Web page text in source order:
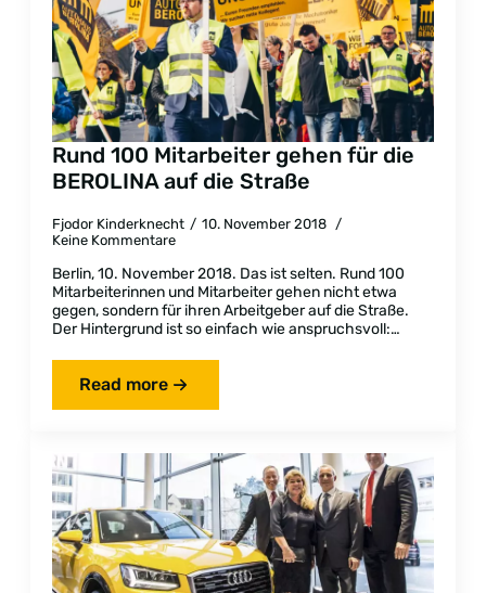
Rund 100 Mitarbeiter gehen für die
BEROLINA auf die Straße
Fjodor Kinderknecht
10. November 2018
Keine Kommentare
Berlin, 10. November 2018. Das ist selten. Rund 100
Mitarbeiterinnen und Mitarbeiter gehen nicht etwa
gegen, sondern für ihren Arbeitgeber auf die Straße.
Der Hintergrund ist so einfach wie anspruchsvoll:…
Read more